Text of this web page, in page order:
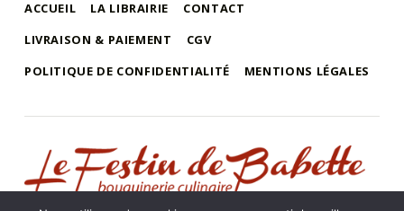
ACCUEIL LA LIBRAIRIE
CONTACT
LIVRAISON & PAIEMENT
CGV
POLITIQUE DE CONFIDENTIALITÉ
MENTIONS LÉGALES
le festin de babette
"LE FESTIN DE BABETTE" – BOUQUINERIE GASTRONOMIQUE